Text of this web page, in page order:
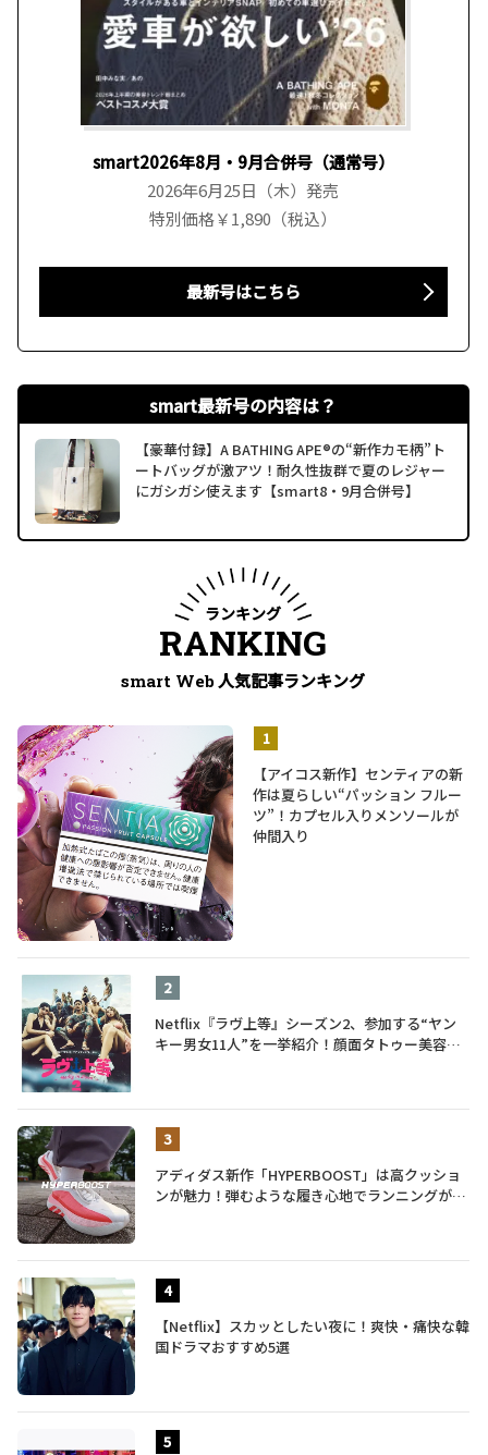
smart2026年8月・9月合併号（通常号）
2026年6月25日（木）発売
特別価格￥1,890（税込）
最新号はこちら
smart最新号の内容は？
【豪華付録】A BATHING APE®の“新作カモ柄”ト
ートバッグが激アツ！耐久性抜群で夏のレジャー
にガシガシ使えます【smart8・9月合併号】
ランキング
RANKING
smart Web 人気記事ランキング
【アイコス新作】センティアの新
作は夏らしい“パッション フルー
ツ”！カプセル入りメンソールが
仲間入り
Netflix『ラヴ上等』シーズン2、参加する“ヤン
キー男女11人”を一挙紹介！顔面タトゥー美容
アディダス新作「HYPERBOOST」は高クッショ
ンが魅力！弾むような履き心地でランニングがも
【Netflix】スカッとしたい夜に！爽快・痛快な韓
国ドラマおすすめ5選